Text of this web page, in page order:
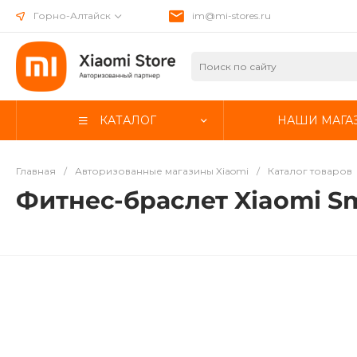
Горно-Алтайск im@mi-stores.ru
КАТАЛОГ НАШИ
Главная / Авторизованные магазины Xiaomi / Каталог товаров
Фитнес-браслет Xiaomi